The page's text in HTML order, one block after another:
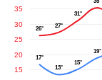
Vous
les
15
20
25
30
35
26° 27°
31°
17°
13°
15°
19°